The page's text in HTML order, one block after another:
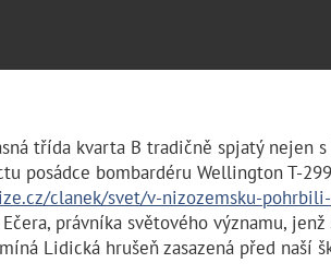
třída kvarta B tradičně spjatý
posádce bombardéru Wellington T-
clanek/svet/v-nizozemsku-
právníka světového významu,
Lidická hrušeň zasazená před naší